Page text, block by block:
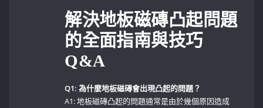
解決地板磁磚凸起問題
的全面指南與技巧
Q&A
Q1: 為什麼地板磁磚會出現凸起的問題？
A1: 地板磁磚凸起的問題通常是由於幾個原因造成